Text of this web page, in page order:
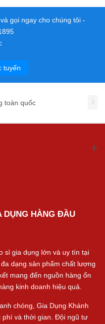
gọi ngay cho chúng tôi -
tuyến
toàn quốc
DỤNG HÀNG ĐẦU
sỉ gia dụng lớn và uy tín tại
dạng sản phẩm chất lượng
mang đến nguồn hàng ổn
kinh doanh hiệu quả.
chóng, Gia Dụng Khánh
phí và thời gian. Đội ngũ tư